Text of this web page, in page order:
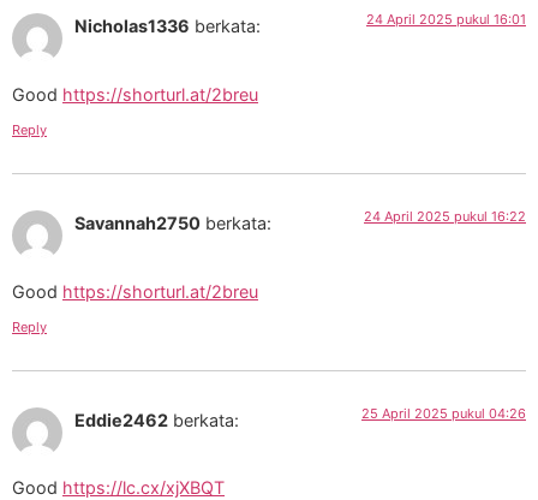
Nicholas1336 berkata: 24 April 2025 pukul 16:01
Good https://shorturl.at/2breu
Reply
Savannah2750 berkata: 24 April 2025 pukul 16:22
Good https://shorturl.at/2breu
Reply
Eddie2462 berkata: 25 April 2025 pukul 04:26
Good https://lc.cx/xjXBQT